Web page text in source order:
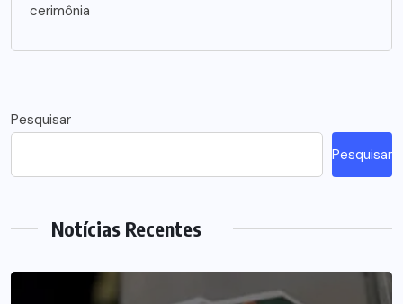
cerimônia
Pesquisar
Pesquisar
Notícias Recentes